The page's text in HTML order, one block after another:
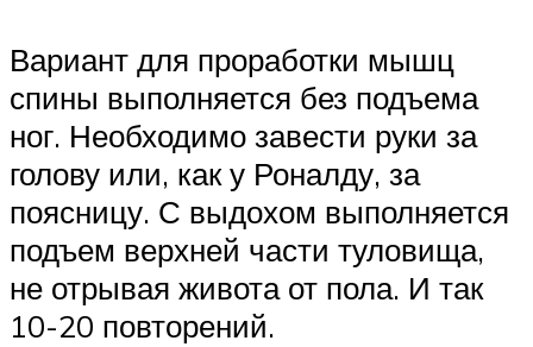
Вариант для проработки мышц
спины выполняется без подъема
ног. Необходимо завести руки за
голову или, как у Роналду, за
поясницу. С выдохом выполняется
подъем верхней части туловища,
не отрывая живота от пола. И так
10-20 повторений.